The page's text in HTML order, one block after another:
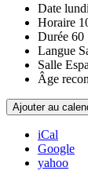
Date
Horaire
Durée 60
Langue
Salle
Âge
Ajouter au
iCal
Google
yahoo